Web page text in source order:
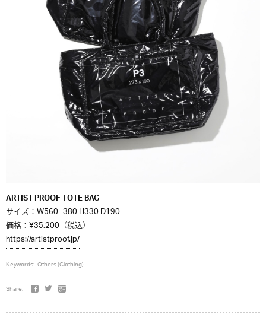
ARTIST PROOF TOTE BAG
サイズ：W560−380 H330 D190
価格：¥35,200（税込）
https://artistproof.jp/
Keywords: Others (Clothing)
Share: